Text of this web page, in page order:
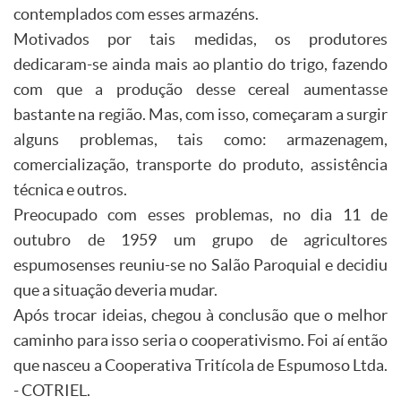
contemplados com esses armazéns.
Motivados por tais medidas, os produtores
dedicaram-se ainda mais ao plantio do trigo, fazendo
com que a produção desse cereal aumentasse
bastante na região. Mas, com isso, começaram a surgir
alguns problemas, tais como: armazenagem,
comercialização, transporte do produto, assistência
técnica e outros.
Preocupado com esses problemas, no dia 11 de
outubro de 1959 um grupo de agricultores
espumosenses reuniu-se no Salão Paroquial e decidiu
que a situação deveria mudar.
Após trocar ideias, chegou à conclusão que o melhor
caminho para isso seria o cooperativismo. Foi aí então
que nasceu a Cooperativa Tritícola de Espumoso Ltda.
- COTRIEL.